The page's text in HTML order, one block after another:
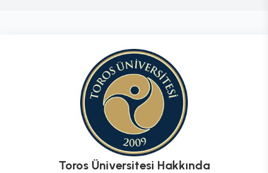
Toros Üniversitesi Hakkında